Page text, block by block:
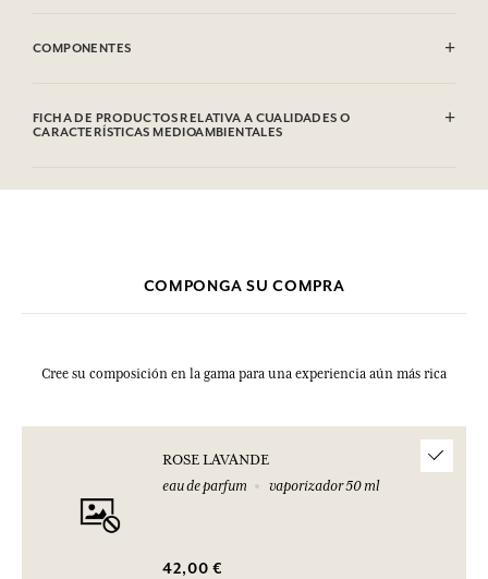
COMPONENTES
Linalool, Geraniol, Citronellol, Limonene, Coumarin, Citral. Esta
lista puede ser objeto de modificaciones. Consultar el embalaje del
FICHA DE PRODUCTOS RELATIVA A CUALIDADES O
CARACTERÍSTICAS MEDIOAMBIENTALES
Por favor, consulte las cualidades o características medioambientales
COMPONGA SU COMPRA
Cree su composición en la gama para una experiencia aún más rica
ROSE LAVANDE
eau de parfum
vaporizador 50 ml
42,00 €